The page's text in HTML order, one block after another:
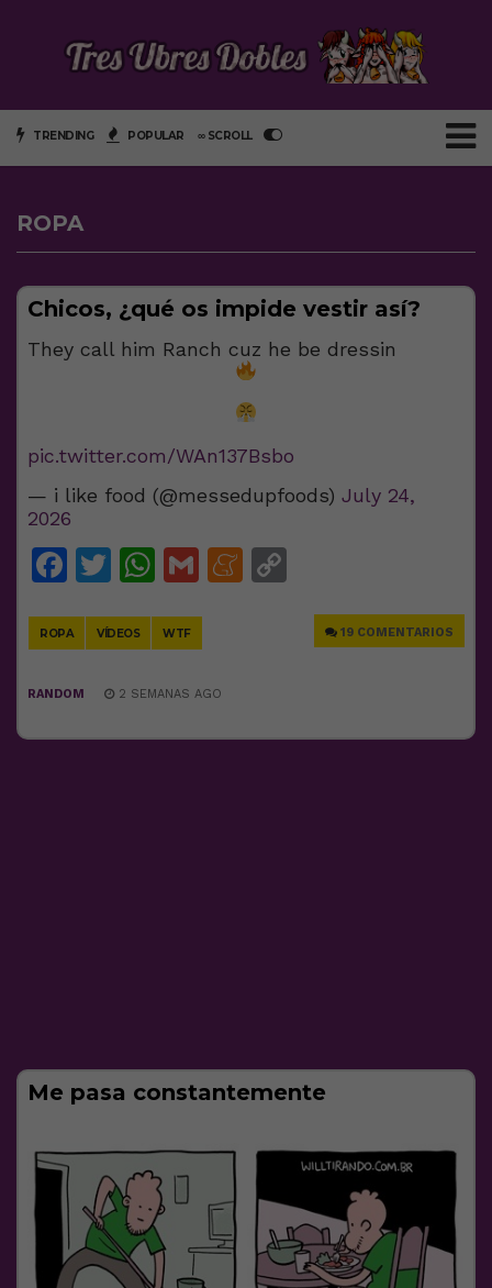
TRENDING POPULAR ∞ SCROLL
ROPA
Chicos, ¿qué os impide vestir así?
They call him Ranch cuz he be dressin
pic.twitter.com/WAn137Bsbo
— i like food (@messedupfoods) July 24,
2026
Facebook
Twitter
WhatsApp
GmailMeneame
ROPA VÍDEOS WTF 19 COMENTARIOS
RANDOM 2 SEMANAS AGO
Me pasa constantemente